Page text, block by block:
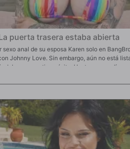
puerta trasera estaba abierta
sexo anal de su esposa Karen solo en
Johnny Love. Sin embargo, aún no está
pero no tiene éxito. Hasta que un día se
Después de que él se lo comenta, ella se
nunca dijo nada sobre su culo. Lleno de
con su polla. Después de un tiempo, ella
Karen en varias posiciones diferentes,
enorme carga en toda su cara.